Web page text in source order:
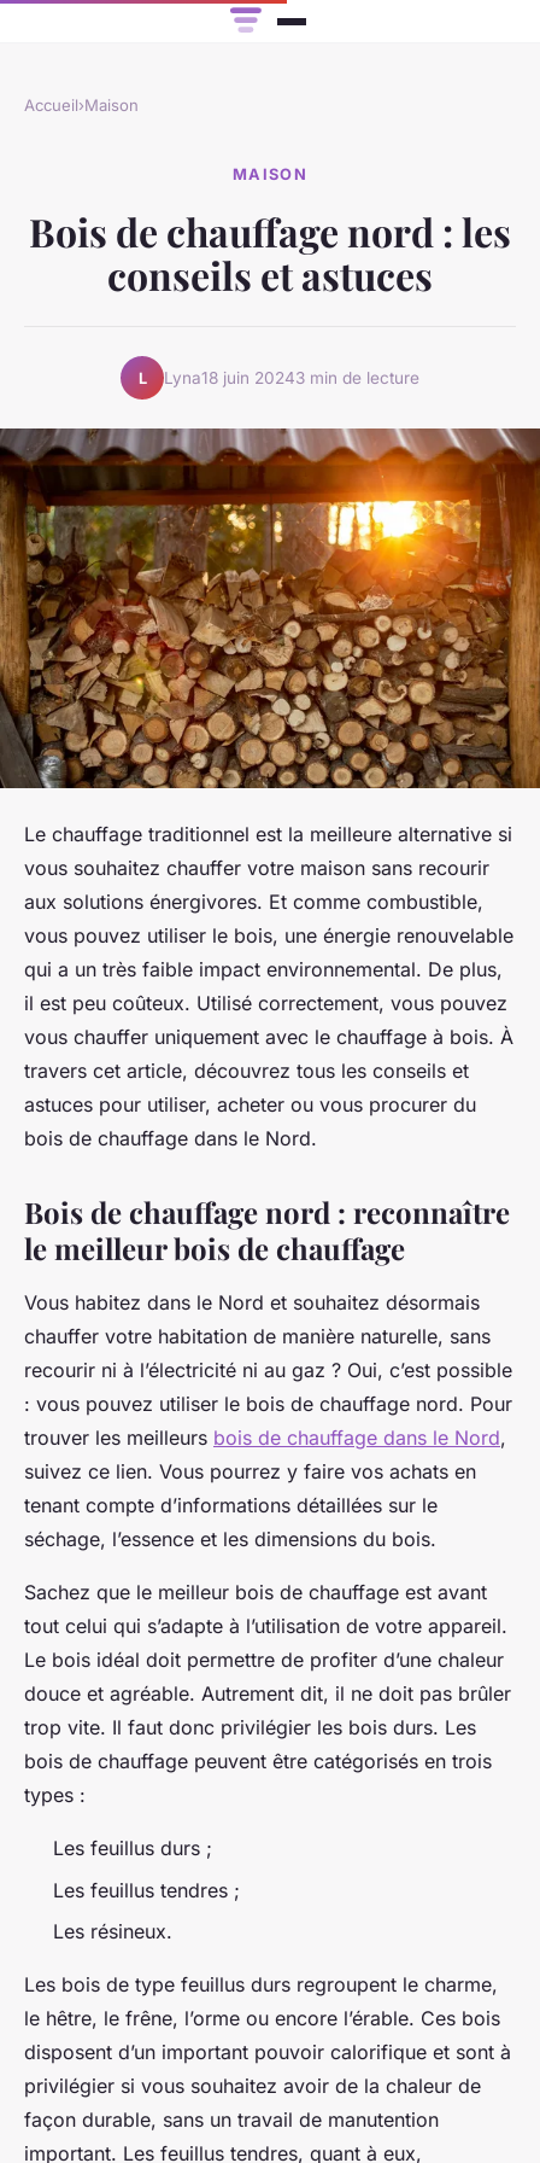
Accueil›Maison
MAISON
Bois de chauffage nord : les
conseils et astuces
L Lyna18 juin 20243 min de lecture
Le chauffage traditionnel est la meilleure alternative si
vous souhaitez chauffer votre maison sans recourir
aux solutions énergivores. Et comme combustible,
vous pouvez utiliser le bois, une énergie renouvelable
qui a un très faible impact environnemental. De plus,
il est peu coûteux. Utilisé correctement, vous pouvez
vous chauffer uniquement avec le chauffage à bois. À
travers cet article, découvrez tous les conseils et
astuces pour utiliser, acheter ou vous procurer du
bois de chauffage dans le Nord.
Bois de chauffage nord : reconnaître
le meilleur bois de chauffage
Vous habitez dans le Nord et souhaitez désormais
chauffer votre habitation de manière naturelle, sans
recourir ni à l’électricité ni au gaz ? Oui, c’est possible
: vous pouvez utiliser le bois de chauffage nord. Pour
trouver les meilleurs bois de chauffage dans le Nord,
suivez ce lien. Vous pourrez y faire vos achats en
tenant compte d’informations détaillées sur le
séchage, l’essence et les dimensions du bois.
Sachez que le meilleur bois de chauffage est avant
tout celui qui s’adapte à l’utilisation de votre appareil.
Le bois idéal doit permettre de profiter d’une chaleur
douce et agréable. Autrement dit, il ne doit pas brûler
trop vite. Il faut donc privilégier les bois durs. Les
bois de chauffage peuvent être catégorisés en trois
types :
Les feuillus durs ;
Les feuillus tendres ;
Les résineux.
Les bois de type feuillus durs regroupent le charme,
le hêtre, le frêne, l’orme ou encore l’érable. Ces bois
disposent d’un important pouvoir calorifique et sont à
privilégier si vous souhaitez avoir de la chaleur de
façon durable, sans un travail de manutention
important. Les feuillus tendres, quant à eux,